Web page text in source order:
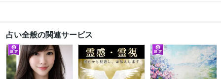
占い全般の関連サービス